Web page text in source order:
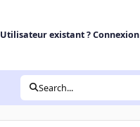
Utilisateur existant ? Connexion
Search...